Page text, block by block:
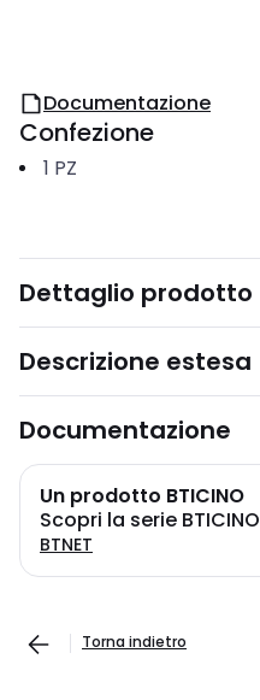
Documentazione
Confezione
1 PZ
Dettaglio prodotto
Descrizione estesa
Documentazione
Un prodotto BTICINO
Scopri la serie BTICINO
BTNET
Torna indietro